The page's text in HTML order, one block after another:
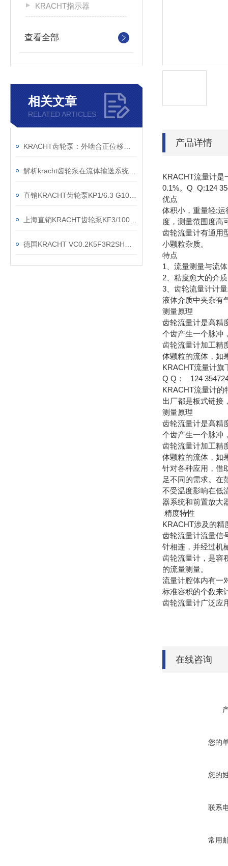
KRACHT指示器
查看全部
相关文章
RELATED ARTICLES
产品详情
KRACHT流量计是
0.1%。Q Q:124
优点
体积小，重量轻;
度，测量范围度高
齿轮流量计有通用
小颗粒杂质。
特点
1、流量测量与流
2、粘度愈大的介
3、齿轮流量计计
液体介质中夹杂有
测量原理
齿轮流量计是高精
个齿产生一个脉冲
齿轮流量计加工精
体颗粒的流体，如
KRACHT流量计旗
Q Q： 124
KRACHT流量计的
出厂都是板式链接
测量原理
齿轮流量计是高精
个齿产生一个脉冲
齿轮流量计加工精
体颗粒的流体，如
针对各种应用，借
足不同的需求。在
不受温度影响在低
器系统和前置放大
精度特性
KRACHT涉及的精
齿轮流量计流量信
针相连，并经过机
齿轮流量计，是容
的流量测量。
流量计腔体内有一
标准容积的个数来
齿轮流量计广泛应
在线咨询
您的
您的
联系
常用